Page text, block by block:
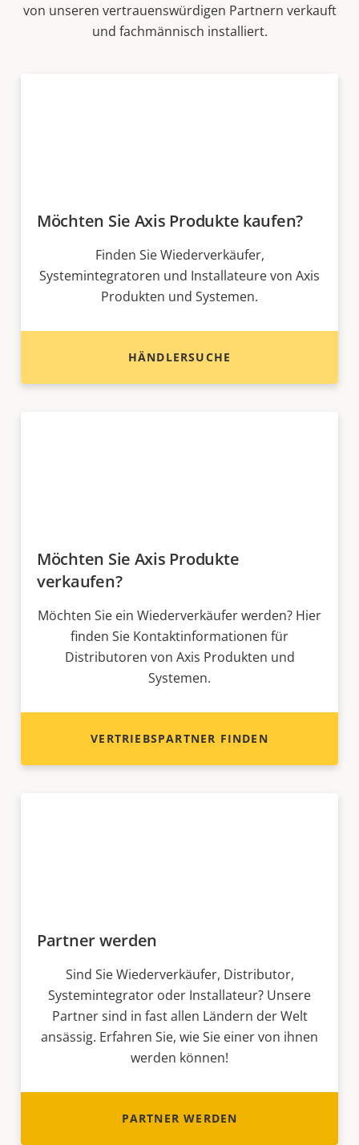
von unseren vertrauenswürdigen Partnern verkauft
und fachmännisch installiert.
Möchten Sie Axis Produkte kaufen?
Finden Sie Wiederverkäufer,
Systemintegratoren und Installateure von Axis
Produkten und Systemen.
HÄNDLERSUCHE
Möchten Sie Axis Produkte
verkaufen?
Möchten Sie ein Wiederverkäufer werden? Hier
finden Sie Kontaktinformationen für
Distributoren von Axis Produkten und
Systemen.
VERTRIEBSPARTNER FINDEN
Partner werden
Sind Sie Wiederverkäufer, Distributor,
Systemintegrator oder Installateur? Unsere
Partner sind in fast allen Ländern der Welt
ansässig. Erfahren Sie, wie Sie einer von ihnen
werden können!
PARTNER WERDEN